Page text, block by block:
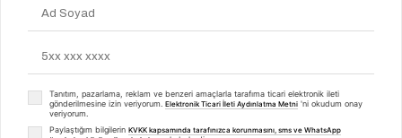
Tanıtım, pazarlama, reklam ve benzeri amaçlarla tarafıma ticari elektronik ileti
gönderilmesine izin veriyorum. Elektronik Ticari İleti Aydınlatma Metni 'ni okudum onay
veriyorum.
Paylaştığım bilgilerin KVKK kapsamında tarafınızca korunmasını, sms ve WhatsApp